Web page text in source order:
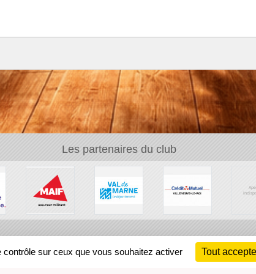
Les partenaires du club
sur ceux que vous souhaitez activer Tout